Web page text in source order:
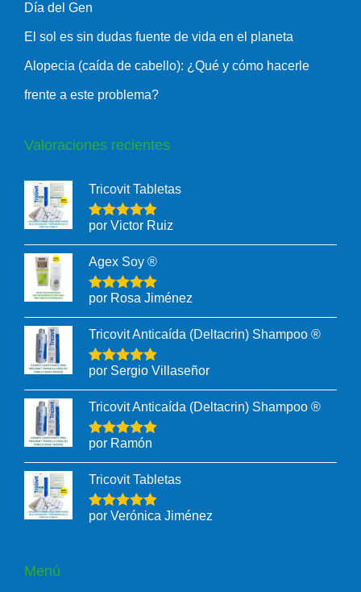
Día del Gen
El sol es sin dudas fuente de vida en el planeta
Alopecia (caída de cabello): ¿Qué y cómo hacerle
frente a este problema?
Valoraciones recientes
Tricovit Tabletas
por Victor Ruiz
Agex Soy ®
por Rosa Jiménez
Tricovit Anticaída (Deltacrin) Shampoo ®
por Sergio Villaseñor
Tricovit Anticaída (Deltacrin) Shampoo ®
por Ramón
Tricovit Tabletas
por Verónica Jiménez
Menú